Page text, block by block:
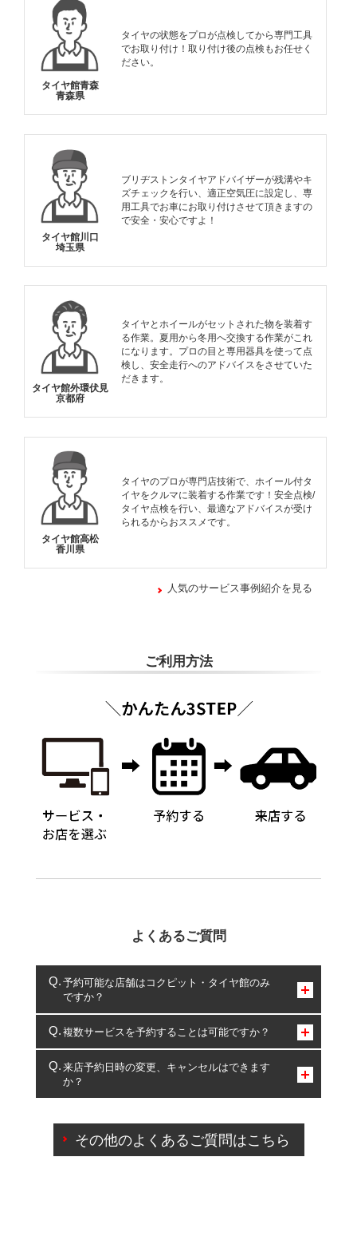
タイヤ館青森
青森県
タイヤの状態をプロが点検してから専門工具
でお取り付け！取り付け後の点検もお任せく
ださい。
タイヤ館川口
埼玉県
ブリヂストンタイヤアドバイザーが残溝やキ
ズチェックを行い、適正空気圧に設定し、専
用工具でお車にお取り付けさせて頂きますの
で安全・安心ですよ！
タイヤ館外環伏見
京都府
タイヤとホイールがセットされた物を装着す
る作業。夏用から冬用へ交換する作業がこれ
になります。プロの目と専用器具を使って点
検し、安全走行へのアドバイスをさせていた
だきます。
タイヤ館高松
香川県
タイヤのプロが専門店技術で、ホイール付タ
イヤをクルマに装着する作業です！安全点検/
タイヤ点検を行い、最適なアドバイスが受け
られるからおススメです。
人気のサービス事例紹介を見る
ご利用方法
よくあるご質問
予約可能な店舗はコクピット・タイヤ館のみ
ですか？
コクピット・タイヤ館のみとなります。
複数サービスを予約することは可能ですか？
複数サービスのご予約は可能です。
一部の商品・サービスの組み合わせに限り、同時にご予約が
出来ないものもございます。
来店予約日時の変更、キャンセルはできます
か？
ご来店予約日の3営業日前を過ぎている場合のご予約
の日時変更につきましては、直接ご予約の店舗まで
その他のよくあるご質問はこちら